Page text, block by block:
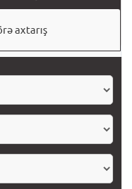
axtarış